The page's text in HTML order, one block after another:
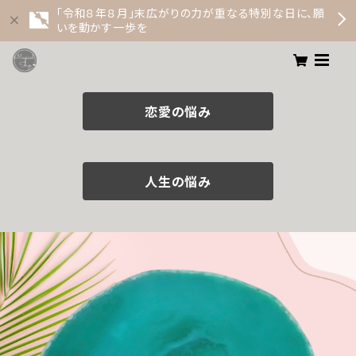
「令和８年８月」末広がりの力が重なる特別な日に、願
いを動かす一歩を
恋愛の悩み
人生の悩み